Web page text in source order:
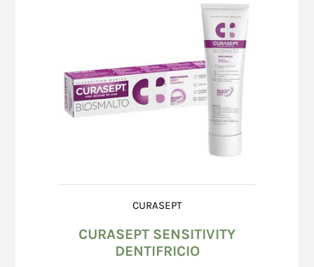
CURASEPT
CURASEPT SENSITIVITY
DENTIFRICIO